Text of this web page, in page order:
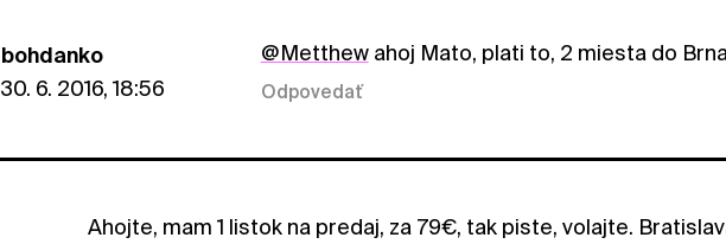
bohdanko
30. 6. 2016, 18:56
@Metthewahoj Mato, plati to, 2 miesta do
Odpovedať
Ahojte, mam 1 listok na predaj, za 79€, tak piste, volajte.